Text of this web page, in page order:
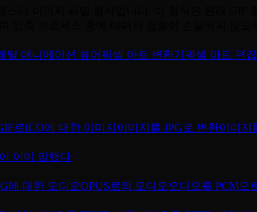
탈 애니메이션 뷰어 픽셀 아트 변환기 픽셀 아트 편집
로ICO에 대한 이미지 이미지를 JPG로 변환이미지
이미 말했다
에 대한 오디오OPUS로의 오디오 오디오를 PCM으